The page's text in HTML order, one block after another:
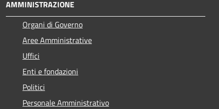
AMMINISTRAZIONE
Organi di Governo
Aree Amministrative
Uffici
Enti e fondazioni
Politici
Personale Amministrativo